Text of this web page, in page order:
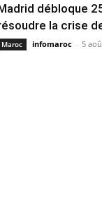
débloque
la crise
Maroc infomaroc - 5